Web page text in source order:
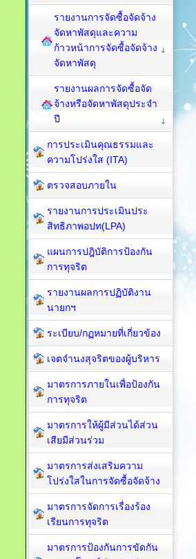
รายงานการจัดซื้อจัดจ้าง
จัดหาพัสดุและความ
ก้าวหน้าการจัดซื้อจัดจ้าง
จัดหาพัสดุ
รายงานผลการจัดซื้อจัด
จ้างหรือจัดหาพัสดุประจำ
ปี
การประเมินคุณธรรมและ
ความโปร่งใส (ITA)
ตรวจสอบภายใน
รายงานการประเมินประ
สิทธิภาพอปท(LPA)
แผนการปฎิบัติการป้องกัน
การทุจริต
รายงานผลการปฏิบัติงาน
นายกฯ
ระเบียบ/กฏหมายที่เกี่ยวข้อง
เจตจำนงสุจริตของผู้บริหาร
มาตรการภายในเพื่อป้องกัน
การทุจริต​
มาตรการให้ผู้มีส่วนได้ส่วน
เสียมีส่วนร่วม
มาตรการส่งเสริมความ
โปร่งใสในการจัดซื้อจัดจ้าง
มาตรการจัดการเรื่องร้อง
เรียนการทุจริต
มาตรการป้องกันการขัดกัน